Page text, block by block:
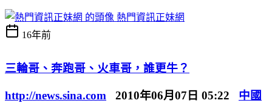
熱門資訊正妹網
16年前
三輪哥、奔跑哥、火車哥，誰更牛？
http://news.sina.com 2010年06月07日 05:22 中國